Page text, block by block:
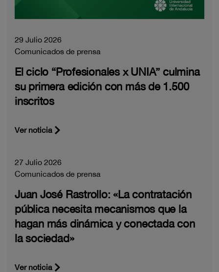
29 Julio 2026
Comunicados de prensa
El ciclo “Profesionales x UNIA” culmina
su primera edición con más de 1.500
inscritos
Ver noticia
27 Julio 2026
Comunicados de prensa
Juan José Rastrollo: «La contratación
pública necesita mecanismos que la
hagan más dinámica y conectada con
la sociedad»
Ver noticia